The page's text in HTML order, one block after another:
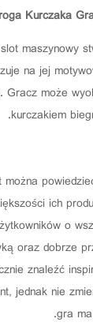
Kurczaka
maszynowy
na jej
Gracz może
kurczakiem
ich
o
oraz dobrze
znaleźć
jednak nie
gra